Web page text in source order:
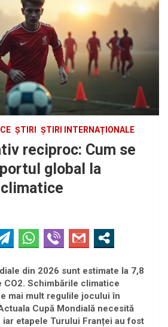
ȘTIRI ȘTIRI INTERNAȚIONALE
reciproc: Cum se
global la
din 2026 sunt estimate la 7,8
CO2. Schimbările climatice
mai mult regulile jocului în
Cupă Mondială necesită
iar etapele Turului Franței au fost